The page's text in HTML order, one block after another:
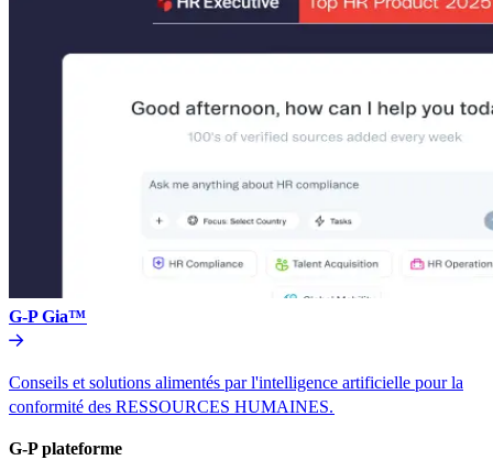
G-P Gia™​​
Conseils et solutions alimentés par l'intelligence artificielle pour la
conformité des RESSOURCES HUMAINES.​​
G-P plateforme​​